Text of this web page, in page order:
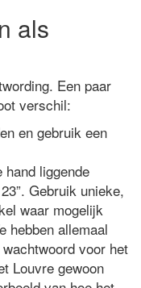
als
Een paar
verschil:
en gebruik een
liggende
Gebruik unieke,
waar mogelijk
hebben allemaal
voor het
Louvre gewoon